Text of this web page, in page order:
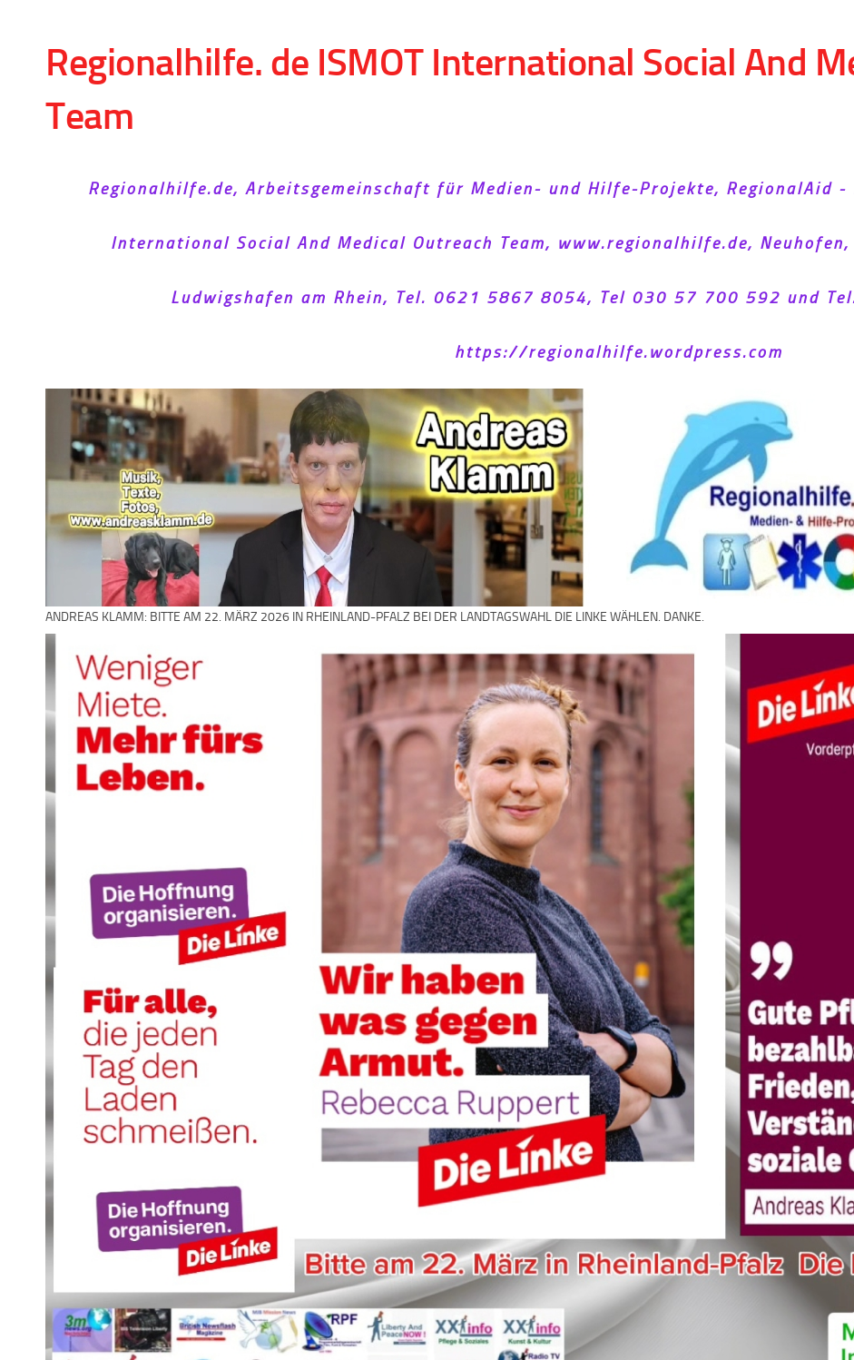
Regionalhilfe. de ISMOT International Social And
Team
Regionalhilfe.de, Arbeitsgemeinschaft für Medien- und Hilfe-Projekte, RegionalAid -
International Social And Medical Outreach Team, www.regionalhilfe.de, Neuhofen,
Ludwigshafen am Rhein, Tel. 0621 5867 8054, Tel 030 57 700 592 und
https://regionalhilfe.wordpress.com
ANDREAS KLAMM: BITTE AM 22. MÄRZ 2026 IN RHEINLAND-PFALZ BEI DER LANDTAGSWAHL DIE LINKE WÄHLEN. DANKE.